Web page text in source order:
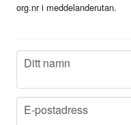
org.nr i meddelanderutan.
name
Ditt namn
email
E-postadress